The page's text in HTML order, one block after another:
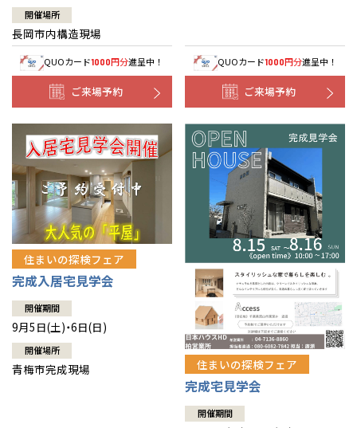
開催場所
長岡市内構造現場
QUOカード1000円分進呈中！
ご来場予約
QUOカード1000円分進呈中！
ご来場予約
住まいの探検フェア
完成入居宅見学会
開催期間
9月5日(土)・6日(日)
開催場所
青梅市完成現場 住まいの探検フェア
完成宅見学会
開催期間